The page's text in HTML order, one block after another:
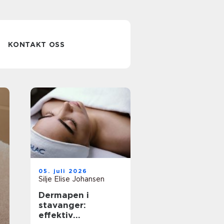
KONTAKT OSS
Tatovering som
personlig kunst
og varig valg
05. juli 2026
Silje Elise Johansen
Dermapen i
stavanger:
effektiv